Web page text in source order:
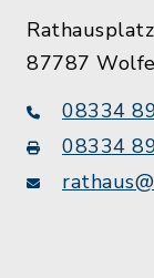
87787
08334
08334